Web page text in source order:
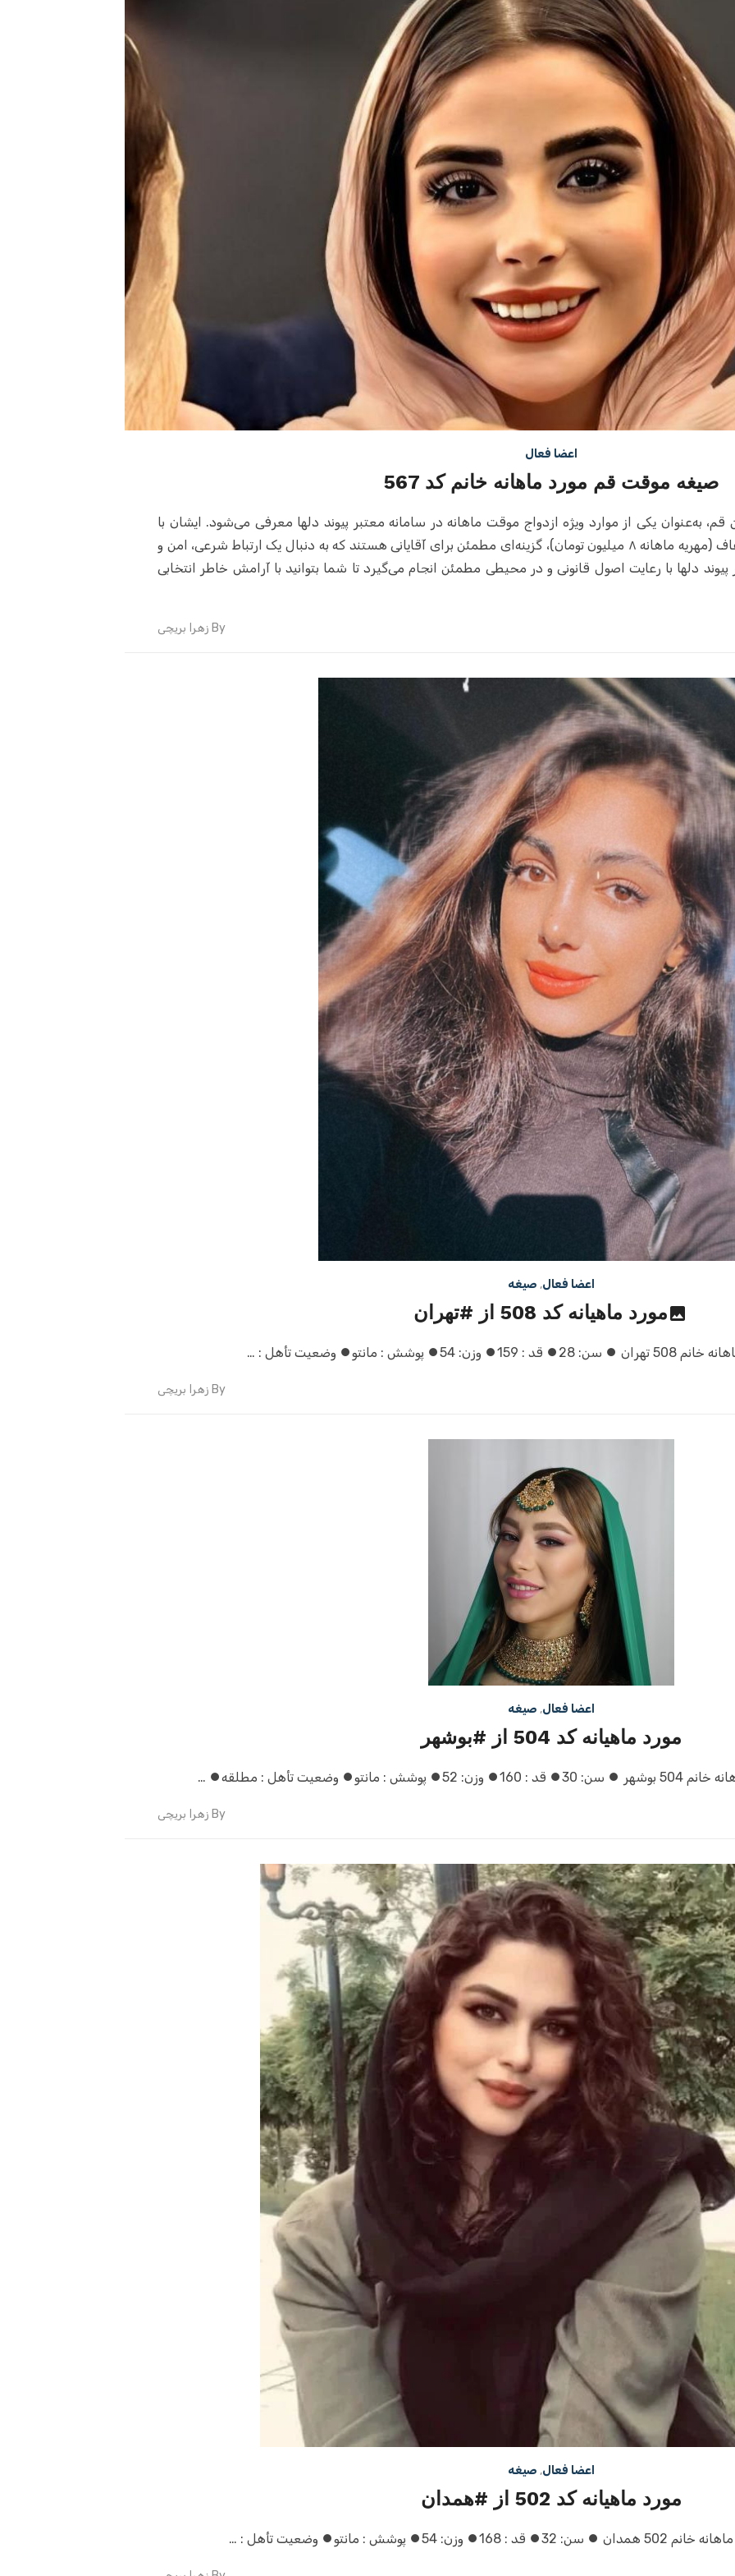
اعضا فعال
صیغه موقت قم مورد ماهانه خانم کد 567
و ساکن قم، به‌عنوان یکی از موارد ویژه ازدواج موقت ماهانه در سامانه معتبر پیوند دلها معرفی می‌شود. ایشان با
داشتن مکان شخصی و شرایط مالی شفاف (مهریه ماهانه ۸ میلیون تومان)، گزینه‌ای مطمئن برای آقایانی هستند که به دنبال یک ارتباط شرعی، امن و
دلها با رعایت اصول قانونی و در محیطی مطمئن انجام می‌گیرد تا شما بتوانید با آرامش خاطر انتخابی
By زهرا بریچی
اعضا فعال, صیغه
مورد ماهیانه کد 508 از #تهران
By زهرا بریچی
اعضا فعال, صیغه
مورد ماهیانه کد 504 از #بوشهر
By زهرا بریچی
اعضا فعال, صیغه
مورد ماهیانه کد 502 از #همدان